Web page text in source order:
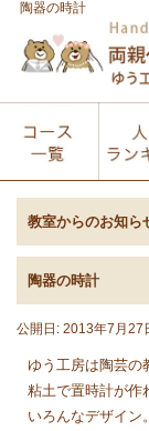
陶器の時計
教室からのお知ら
陶器の時計
公開日: 2013年7月27
ゆう工房は陶芸の
粘土で置時計が作
いろんなデザイン